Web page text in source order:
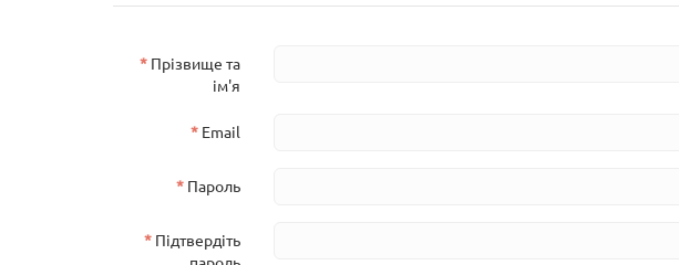
Прізвище та
ім'я
Email
Пароль
Підтвердіть